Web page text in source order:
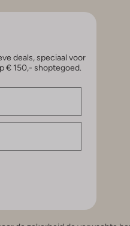
deals, speciaal voor
€ 150,- shoptegoed.